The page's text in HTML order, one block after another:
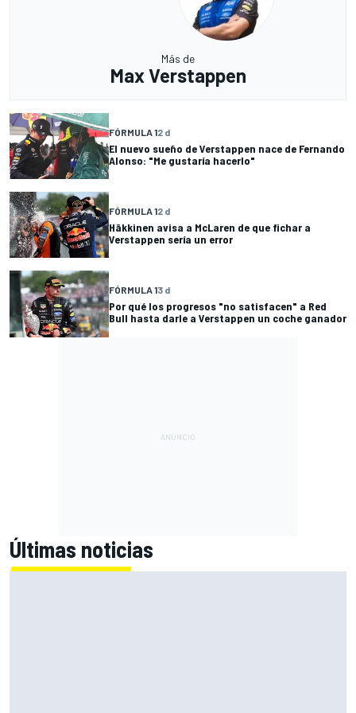
Más de
Max Verstappen
FÓRMULA 12 d
El nuevo sueño de Verstappen nace de Fernando
Alonso: "Me gustaría hacerlo"
FÓRMULA 12 d
Häkkinen avisa a McLaren de que fichar a
Verstappen sería un error
FÓRMULA 13 d
Por qué los progresos "no satisfacen" a Red
Bull hasta darle a Verstappen un coche ganador
Últimas noticias